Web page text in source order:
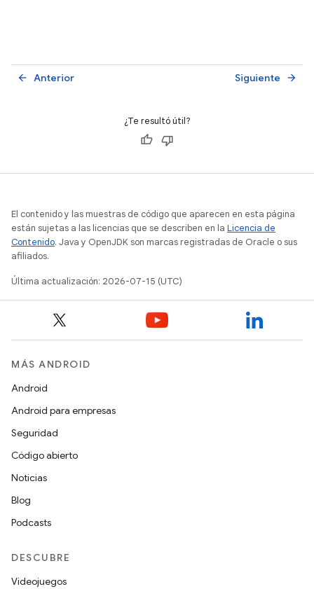
Anterior
arrow_back Siguiente arrow_forward
¿Te resultó útil?
El contenido y las muestras de código que aparecen en esta página
están sujetas a las licencias que se describen en la Licencia de
Contenido. Java y OpenJDK son marcas registradas de Oracle o sus
afiliados.
Última actualización: 2026-07-15 (UTC)
MÁS ANDROID
Android
Android para empresas
Seguridad
Código abierto
Noticias
Blog
Podcasts
DESCUBRE
Videojuegos